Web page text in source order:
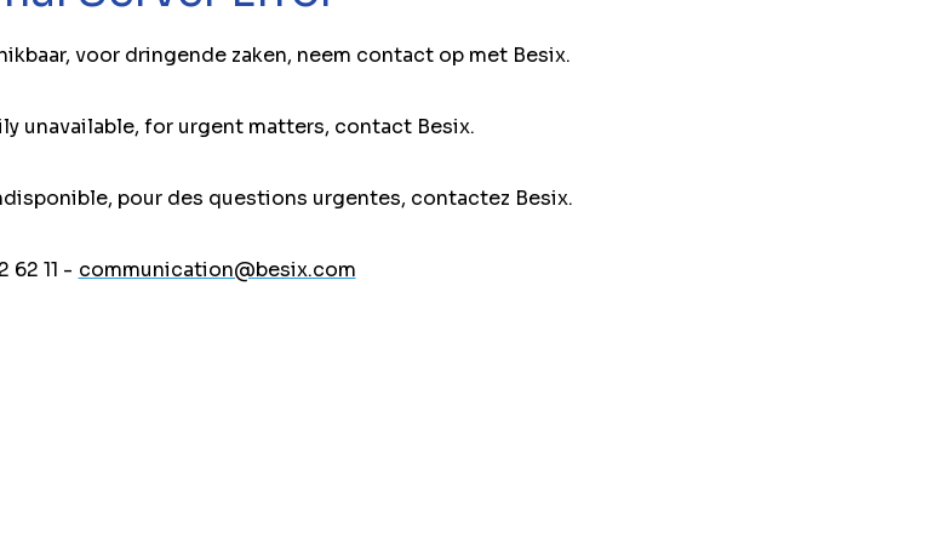
voor dringende zaken, neem contact op met Besix.
unavailable, for urgent matters, contact Besix.
pour des questions urgentes, contactez Besix.
62 11 - communication@besix.com